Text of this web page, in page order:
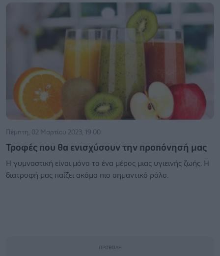
Πέμπτη, 02 Μαρτίου 2023, 19:00
Τροφές που θα ενισχύσουν την προπόνησή μας
Η γυμναστική είναι μόνο το ένα μέρος μιας υγιεινής ζωής. Η
διατροφή μας παίζει ακόμα πιο σημαντικό ρόλο.